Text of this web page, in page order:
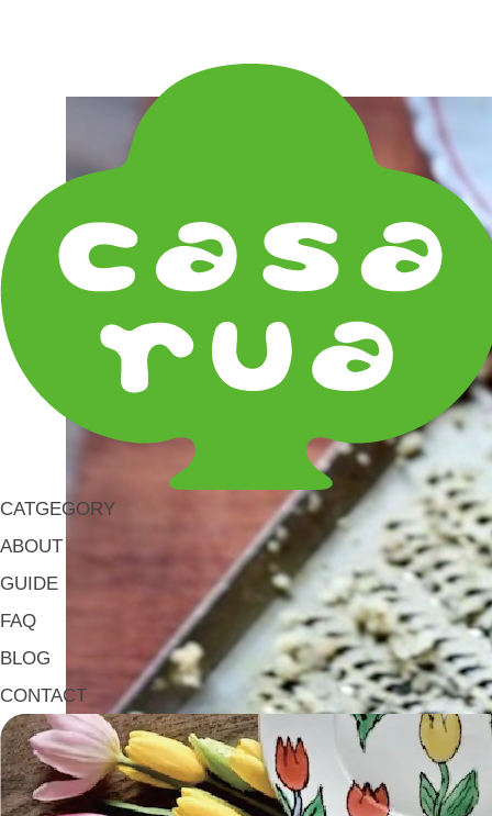
CATGEGORY
ABOUT
GUIDE
FAQ
BLOG
CONTACT